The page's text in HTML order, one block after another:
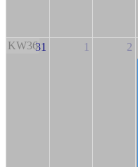
KW3631 1 2